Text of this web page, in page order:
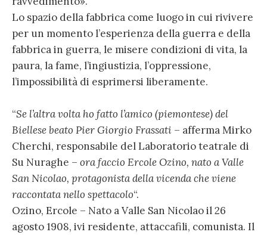
Lo spazio della fabbrica come luogo in cui rivivere
per un momento l’esperienza della guerra e della
fabbrica in guerra, le misere condizioni di vita, la
paura, la fame, l’ingiustizia, l’oppressione,
l’impossibilità di esprimersi liberamente.
“Se l’altra volta ho fatto l’amico (piemontese) del
Biellese beato Pier Giorgio Frassati – afferma Mirko
Cherchi, responsabile del Laboratorio teatrale di
Su Nuraghe – ora faccio Ercole Ozino, nato a Valle
San Nicolao, protagonista della vicenda che viene
raccontata nello spettacolo“.
Ozino, Ercole – Nato a Valle San Nicolao il 26
agosto 1908, ivi residente, attaccafili, comunista. Il